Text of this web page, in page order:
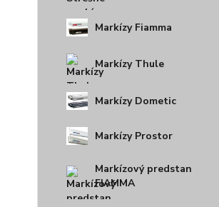
Markízy Fiamma
Markízy Thule
Markízy Dometic
Markízy Prostor
Markízový predstan
FIAMMA